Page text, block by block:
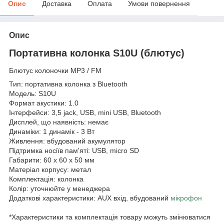
Опис Доставка Оплата Умови повернення
Опис
Портативна колонка S10U (блютус)
Блютус колоночки MP3 / FM
Тип: портативна колонка з Bluetooth
Модель: S10U
Формат акустики: 1.0
Інтерфейси: 3,5 jack, USB, mini USB, Bluetooth
Дисплей, що наявність: немає
Динаміки: 1 динамік - 3 Вт
Живлення: вбудований акумулятор
Підтримка носіїв пам'яті: USB, micro SD
Габарити: 60 х 60 х 50 мм
Матеріал корпусу: метал
Комплектація: колонка
Колір: уточнюйте у менеджера
Додаткові характеристики: AUX вхід, вбудований мікрофон
*Характеристики та комплектація товару можуть змінюватися